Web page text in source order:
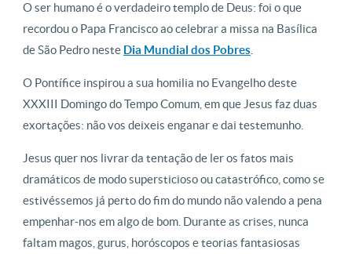
O ser humano é o verdadeiro templo de Deus: foi o que
recordou o Papa Francisco ao celebrar a missa na Basílica
de São Pedro neste Dia Mundial dos Pobres
O Pontífice inspirou a sua homilia no Evangelho deste
XXXIII Domingo do Tempo Comum, em que Jesus faz duas
exortações: não vos deixeis enganar e dai testemunho.
Jesus quer nos livrar da tentação de ler os fatos mais
dramáticos de modo supersticioso ou catastrófico, como se
estivéssemos já perto do fim do mundo não valendo a pena
empenhar-nos em algo de bom. Durante as crises, nunca
faltam magos, gurus, horóscopos e teorias fantasiosas